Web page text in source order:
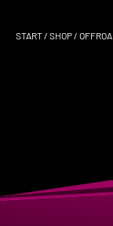
START/ SHOP/